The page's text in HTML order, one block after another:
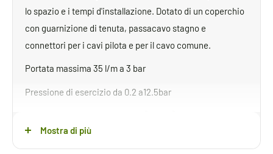
lo spazio e i tempi d'installazione. Dotato di un coperchio
con guarnizione di tenuta, passacavo stagno e
connettori per i cavi pilota e per il cavo comune.
Portata massima 35 l/m a 3 bar
Pressione di esercizio da 0.2 a12.5bar
Nel caso di acqua con impurità si consiglia filtro a monte.
Mostra di più